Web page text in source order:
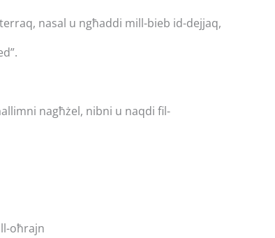
nasal u ngħaddi mill-bieb id-dejjaq,
nagħżel, nibni u naqdi fil-
oħrajn